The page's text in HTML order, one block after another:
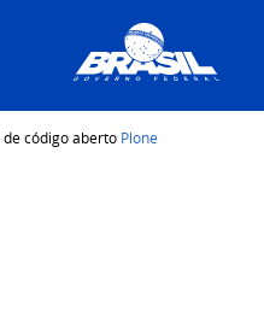
de código aberto Plone